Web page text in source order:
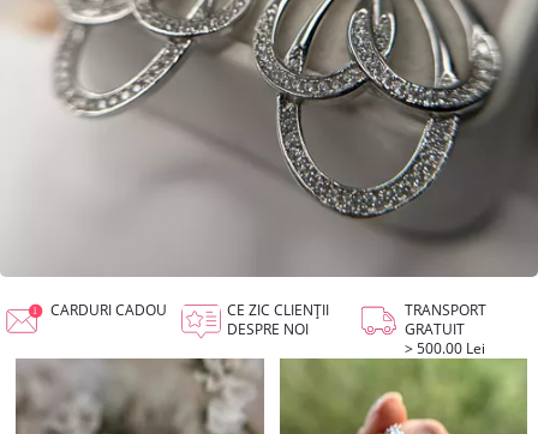
CARDURI CADOU
CE ZIC CLIENȚII
DESPRE NOI
TRANSPORT
GRATUIT
> 500.00 Lei